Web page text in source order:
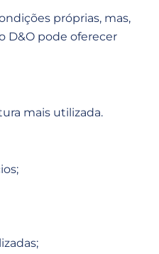
próprias, mas,
D&O pode oferecer
mais utilizada.